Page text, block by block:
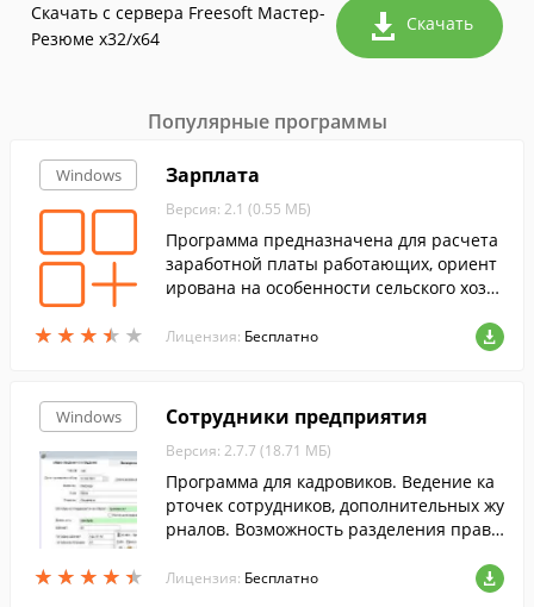
Скачать с сервера Freesoft Мастер-
Резюме x32/x64
Скачать
Популярные программы
Windows
★ ★ ★ ★ ★
★ ★ ★ ★ ★
Зарплата
Версия: 2.1 (0.55 МБ)
Программа предназначена для расчета
заработной платы работающих, ориент
ирована на особенности сельского хозя
Лицензия: Бесплатно
Windows
★ ★ ★ ★ ★
★ ★ ★ ★ ★
Сотрудники предприятия
Версия: 2.7.7 (18.71 МБ)
Программа для кадровиков. Ведение ка
рточек сотрудников, дополнительных жу
рналов. Возможность разделения прав
пользователей не ограничено.
Лицензия: Бесплатно